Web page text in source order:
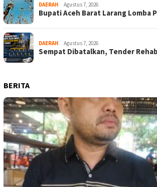
DAERAH Agustus 7, 2026
Bupati Aceh Barat Larang Lomba
DAERAH Agustus 7, 2026
Sempat Dibatalkan, Tender
BERITA